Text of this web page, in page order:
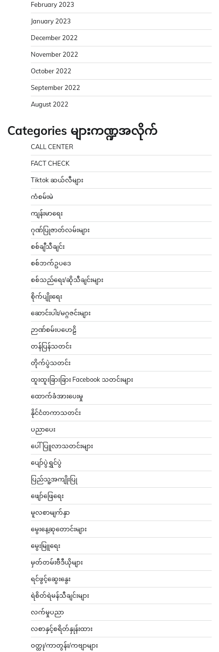
February 2023
January 2023
December 2022
November 2022
October 2022
September 2022
August 2022
Categories များကဏ္ဍအလိုက်
CALL CENTER
FACT CHECK
Tiktok ဆယ်လီများ
ကံစမ်းမဲ
ကျန်းမာရေး
ဂုဏ်ပြုဇာတ်လမ်းများ
စစ်ချီသီချင်း
စစ်ဘက်ဥပဒေ
စစ်သည်ရေး/ဆိုသီချင်းများ
စိုက်ပျိုးရေး
ဆောင်းပါး/မဂ္ဂဇင်းများ
ဉာဏ်စမ်းပဟေဠိ
တန်ပြန်သတင်း
တိုက်ပွဲသတင်း
ထူးထူးခြားခြား Facebook သတင်းများ
ထောက်ခံအားပေးမှု
နိုင်ငံတကာသတင်း
ပညာပေး
ပေါ်ပြူလာသတင်းများ
ပျော်ပွဲရွှင်ပွဲ
ပြည်သူ့အကျိုးပြု
ဖျော်ဖြေရေး
မူလစာမျက်နှာ
မွေးနေ့ဆုတောင်းများ
မွေးမြူရေး
မှတ်တမ်းဗီဒီယိုများ
ရင်ဖွင့်ဆွေးနွေး
ရဲစိတ်ရဲမန်သီချင်းများ
လက်မှုပညာ
လစာနှင့်စရိတ်နှုန်းထား
ဝတ္ထု/ကာတွန်း/ကဗျာများ